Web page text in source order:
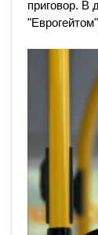
приговор. В